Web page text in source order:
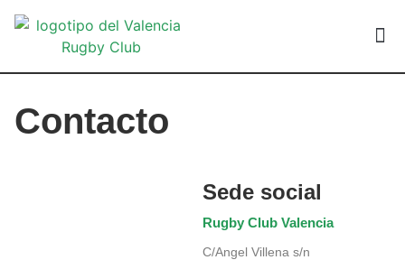
Contacto
Sede social
Rugby Club Valencia
C/Angel Villena s/n